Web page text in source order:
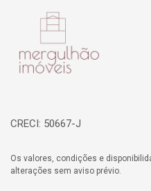
CRECI: 50667-J
Os valores, condições e
alterações sem aviso prévio.